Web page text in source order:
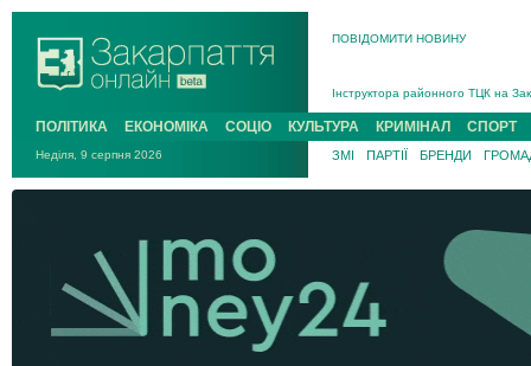
ПОВІДОМИТИ НОВИНУ
В Ужгороді 5 серпня
Підтвердили загибель
ПОЛІТИКА ЕКОНОМІКА СОЦІО КУЛЬТУРА КРИМІНАЛ СПОРТ
Неділя, 9 серпня 2026 ЗМІ ПАРТІЇ БРЕНДИ